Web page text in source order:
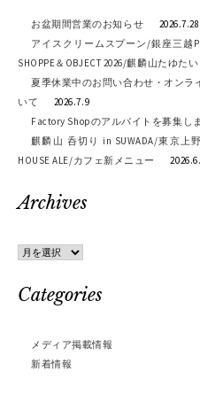
ゲ
ー
シ
ョ
ン
お盆期間営業のお知らせ
2026.7.28
アイスクリームスプーン/銀座三越
SHOPPE＆OBJECT 2026/麒麟山たゆた
夏季休業中のお問い合わせ・オンラ
いて
2026.7.9
Factory Shopのアルバイトを募集し
麒麟山 呑切り in SUWADA/東京上野
HOUSE ALE/カフェ新メニュー
Archives
Archives
Categories
メディア掲載情報
新着情報